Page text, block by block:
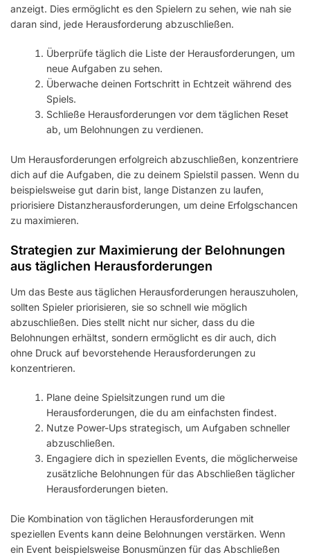
anzeigt. Dies ermöglicht es den Spielern zu sehen, wie nah sie
daran sind, jede Herausforderung abzuschließen.
Überprüfe täglich die Liste der Herausforderungen, um
neue Aufgaben zu sehen.
Überwache deinen Fortschritt in Echtzeit während des
Spiels.
Schließe Herausforderungen vor dem täglichen Reset
ab, um Belohnungen zu verdienen.
Um Herausforderungen erfolgreich abzuschließen, konzentriere
dich auf die Aufgaben, die zu deinem Spielstil passen. Wenn du
beispielsweise gut darin bist, lange Distanzen zu laufen,
priorisiere Distanzherausforderungen, um deine Erfolgschancen
zu maximieren.
Strategien zur Maximierung der Belohnungen
aus täglichen Herausforderungen
Um das Beste aus täglichen Herausforderungen herauszuholen,
sollten Spieler priorisieren, sie so schnell wie möglich
abzuschließen. Dies stellt nicht nur sicher, dass du die
Belohnungen erhältst, sondern ermöglicht es dir auch, dich
ohne Druck auf bevorstehende Herausforderungen zu
konzentrieren.
Plane deine Spielsitzungen rund um die
Herausforderungen, die du am einfachsten findest.
Nutze Power-Ups strategisch, um Aufgaben schneller
abzuschließen.
Engagiere dich in speziellen Events, die möglicherweise
zusätzliche Belohnungen für das Abschließen täglicher
Herausforderungen bieten.
Die Kombination von täglichen Herausforderungen mit
speziellen Events kann deine Belohnungen verstärken. Wenn
ein Event beispielsweise Bonusmünzen für das Abschließen